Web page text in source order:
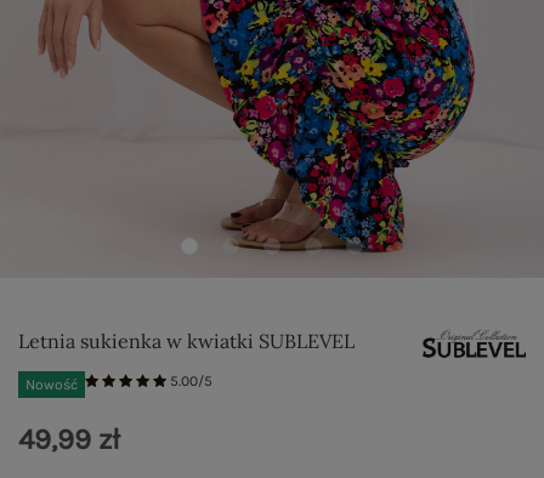
Letnia sukienka w kwiatki SUBLEVEL
Nowość 5.00/5
49,99 zł